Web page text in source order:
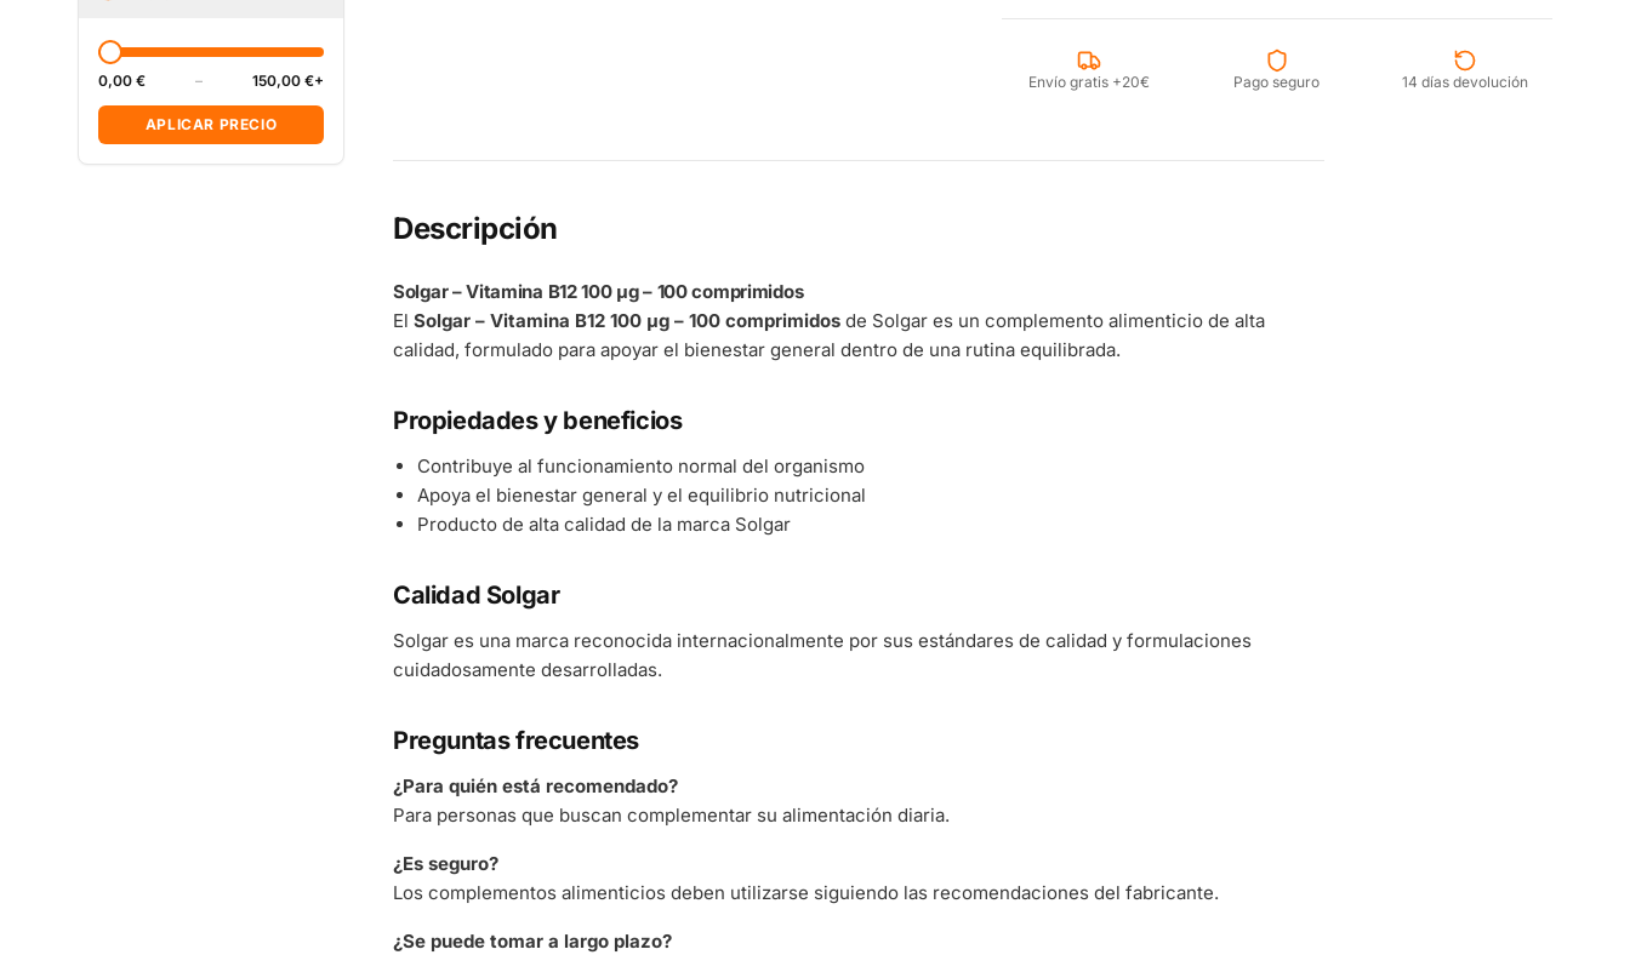
0,00 € – 150,00 €+
APLICAR PRECIO
Envío gratis +20€ Pago seguro 14 días devolución
Descripción
Solgar – Vitamina B12 100 μg – 100 comprimidos
El Solgar – Vitamina B12 100 μg – 100 comprimidos de Solgar es un complemento alimenticio de alta
calidad, formulado para apoyar el bienestar general dentro de una rutina equilibrada.
Propiedades y beneficios
Contribuye al funcionamiento normal del organismo
Apoya el bienestar general y el equilibrio nutricional
Producto de alta calidad de la marca Solgar
Calidad Solgar
Solgar es una marca reconocida internacionalmente por sus estándares de calidad y formulaciones
cuidadosamente desarrolladas.
Preguntas frecuentes
¿Para quién está recomendado?
Para personas que buscan complementar su alimentación diaria.
¿Es seguro?
Los complementos alimenticios deben utilizarse siguiendo las recomendaciones del fabricante.
¿Se puede tomar a largo plazo?